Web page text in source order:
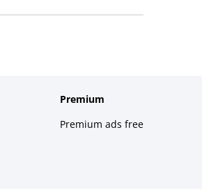
Premium
Premium ads free